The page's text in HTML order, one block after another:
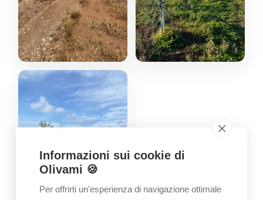
Informazioni sui cookie di
Olivami 🍪
Per offrirti un'esperienza di navigazione ottimale